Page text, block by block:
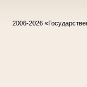
2006-2026